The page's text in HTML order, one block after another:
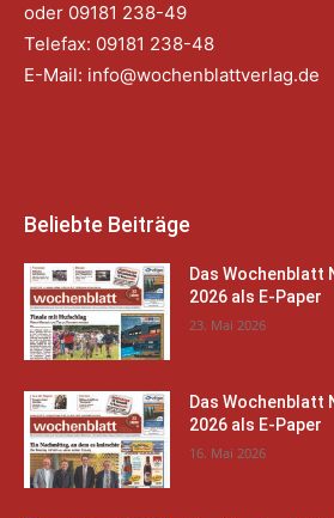
oder 09181 238-49
Telefax: 09181 238-48
E-Mail: info@wochenblattverlag.de
Beliebte Beiträge
Das Wochenblatt
2026 als E-Paper
23. Mai 2026
Das Wochenblatt
2026 als E-Paper
16. Mai 2026